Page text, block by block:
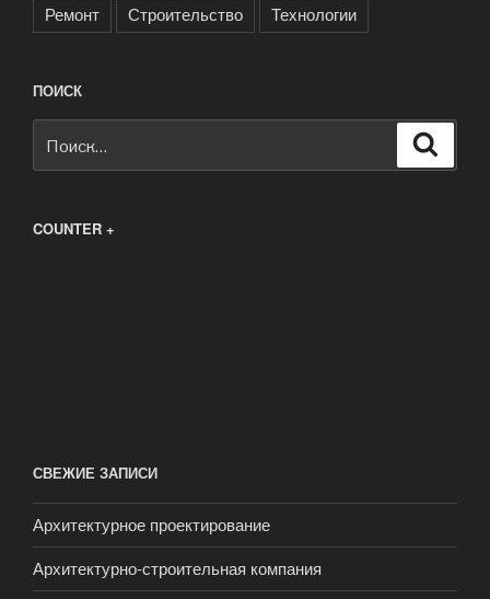
Ремонт
Строительство Технологии
ПОИСК
COUNTER +
СВЕЖИЕ ЗАПИСИ
Архитектурное проектирование
Архитектурно-строительная компания